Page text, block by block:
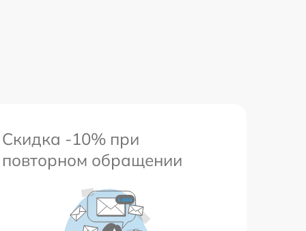
Скидка -10% при
повторном обращении